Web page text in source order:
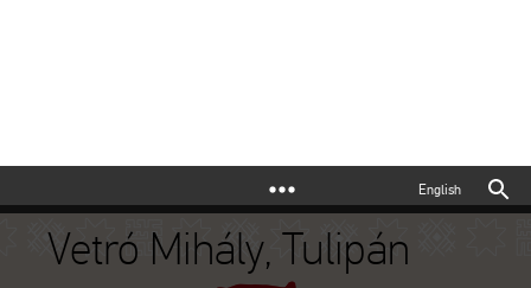
English
Vetró Mihály, Tulipán